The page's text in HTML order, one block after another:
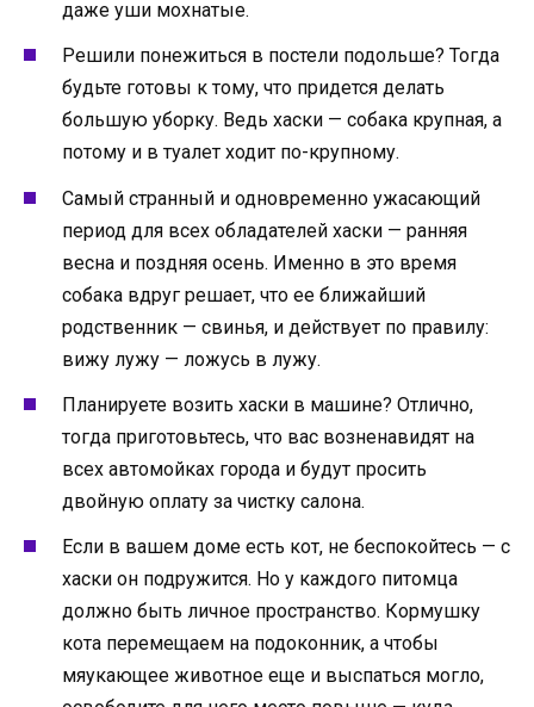
даже уши мохнатые.
Решили понежиться в постели подольше? Тогда
будьте готовы к тому, что придется делать
большую уборку. Ведь хаски — собака крупная, а
потому и в туалет ходит по-крупному.
Самый странный и одновременно ужасающий
период для всех обладателей хаски — ранняя
весна и поздняя осень. Именно в это время
собака вдруг решает, что ее ближайший
родственник — свинья, и действует по правилу:
вижу лужу — ложусь в лужу.
Планируете возить хаски в машине? Отлично,
тогда приготовьтесь, что вас возненавидят на
всех автомойках города и будут просить
двойную оплату за чистку салона.
Если в вашем доме есть кот, не беспокойтесь — с
хаски он подружится. Но у каждого питомца
должно быть личное пространство. Кормушку
кота перемещаем на подоконник, а чтобы
мяукающее животное еще и выспаться могло,